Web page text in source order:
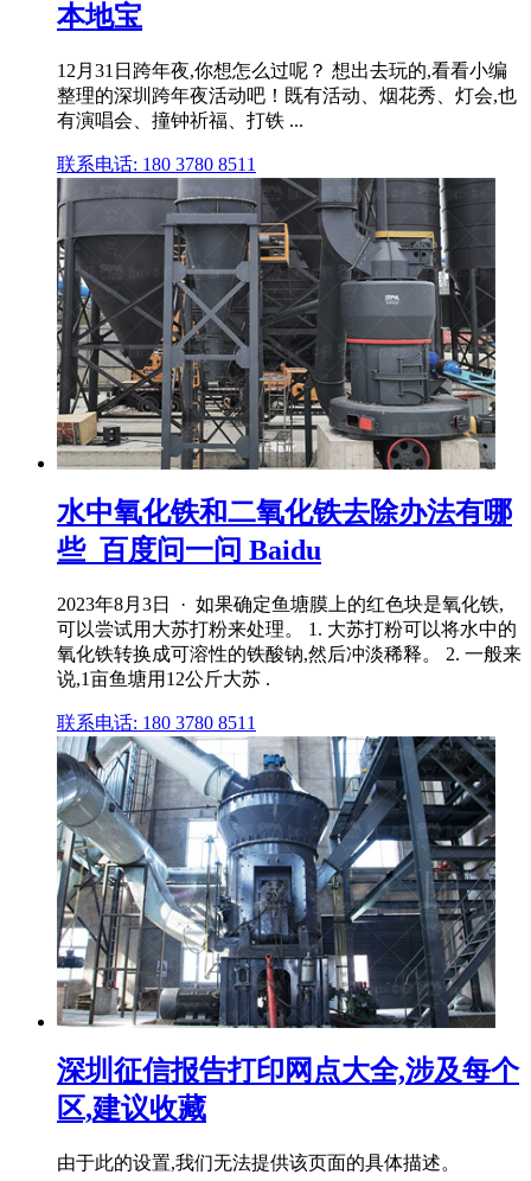
本地宝
12月31日跨年夜,你想怎么过呢？ 想出去玩的,看看小编
整理的深圳跨年夜活动吧！既有活动、烟花秀、灯会,也
有演唱会、撞钟祈福、打铁 ...
联系电话: 180 3780 8511
水中氧化铁和二氧化铁去除办法有哪
些_百度问一问 Baidu
2023年8月3日 · 如果确定鱼塘膜上的红色块是氧化铁,
可以尝试用大苏打粉来处理。 1. 大苏打粉可以将水中的
氧化铁转换成可溶性的铁酸钠,然后冲淡稀释。 2. 一般来
说,1亩鱼塘用12公斤大苏 .
联系电话: 180 3780 8511
深圳征信报告打印网点大全,涉及每个
区,建议收藏
由于此的设置,我们无法提供该页面的具体描述。